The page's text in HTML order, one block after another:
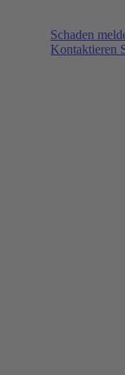
Schaden
Kontaktieren